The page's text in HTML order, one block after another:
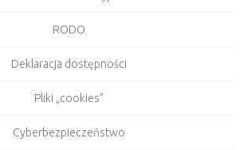
RODO
Deklaracja dostępności
Pliki „cookies”
Cyberbezpieczeństwo